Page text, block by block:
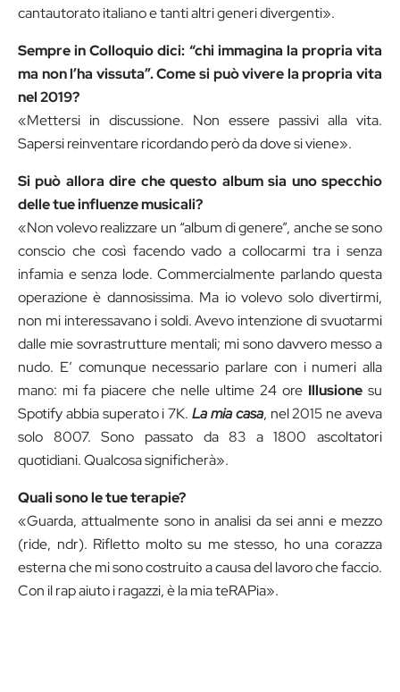
cantautorato italiano e tanti altri generi divergenti».
Sempre in Colloquio dici: “chi immagina la propria vita
ma non l’ha vissuta”. Come si può vivere la propria vita
nel 2019?
«Mettersi in discussione. Non essere passivi alla vita.
Sapersi reinventare ricordando però da dove si viene».
Si può allora dire che questo album sia uno specchio
delle tue influenze musicali?
«Non volevo realizzare un “album di genere”, anche se sono
conscio che così facendo vado a collocarmi tra i senza
infamia e senza lode. Commercialmente parlando questa
operazione è dannosissima. Ma io volevo solo divertirmi,
non mi interessavano i soldi. Avevo intenzione di svuotarmi
dalle mie sovrastrutture mentali; mi sono davvero messo a
nudo. E’ comunque necessario parlare con i numeri alla
mano: mi fa piacere che nelle ultime 24 ore Illusione su
Spotify abbia superato i 7K.La mia casa, nel 2015 ne aveva
solo 8007. Sono passato da 83 a 1800 ascoltatori
quotidiani. Qualcosa significherà».
Quali sono le tue terapie?
«Guarda, attualmente sono in analisi da sei anni e mezzo
(ride, ndr). Rifletto molto su me stesso, ho una corazza
esterna che mi sono costruito a causa del lavoro che faccio.
Con il rap aiuto i ragazzi, è la mia teRAPia».